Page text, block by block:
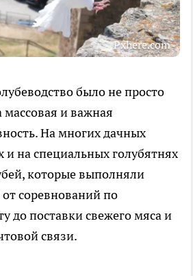
Pxhere.com
было не просто
и важная
На многих дачных
и на специальных голубятнях
которые выполняли
соревнований по
до поставки свежего мяса и
связи.